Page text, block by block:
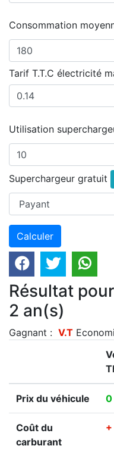
Consommation
Tarif T.T.C électricité
Utilisation
Superchargeur gratuit
Résultat
2 an(s)
Gagnant : V.T
Prix du véhicule 0
Coût du
carburant